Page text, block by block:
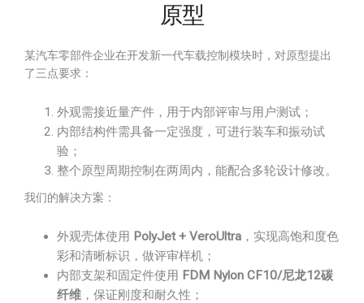
原型
某汽车零部件企业在开发新一代车载控制模块时，对原型提出
了三点要求：
外观需接近量产件，用于内部评审与用户测试；
内部结构件需具备一定强度，可进行装车和振动试
验；
整个原型周期控制在两周内，能配合多轮设计修改。
我们的解决方案：
外观壳体使用 PolyJet + VeroUltra ，实现高饱和度色
彩和清晰标识，做评审样机；
内部支架和固定件使用 FDM Nylon CF10/尼龙12碳
纤维 ，保证刚度和耐久性；